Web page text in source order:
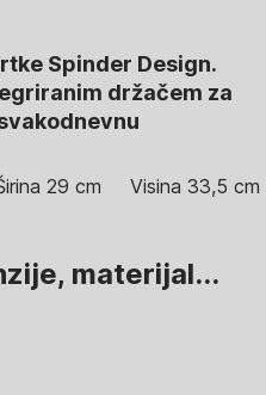
Spinder Design.
držačem za
29 cm
Visina 33,5 cm
materijal...